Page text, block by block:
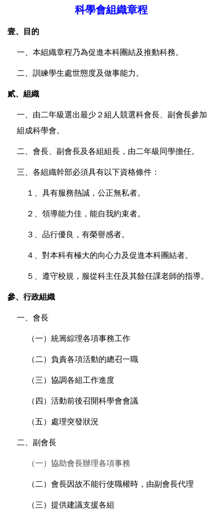
科學會組織章程
壹、目的
一、本組織章程乃為促進本科團結及推動科務。
二、訓練學生處世態度及做事能力。
貳、組織
一、由二年級選出最少２組人競選科會長、副會長參加
組成科學會。
二、會長、副會長及各組組長，由二年級同學擔任。
三、各組織幹部必須具有以下資格條件：
１、具有服務熱誠，公正無私者。
２、領導能力佳，能自我約束者。
３、品行優良，有榮譽感者。
４、對本科有極大的向心力及促進本科團結者。
５、遵守校規，服從科主任及其餘任課老師的指導。
參、行政組織
一、會長
（一）統籌綜理各項事務工作
（二）負責各項活動的總召一職
（三）協調各組工作進度
（四）活動前後召開科學會會議
（五）處理突發狀況
二、副會長
（一）協助會長辦理各項事務
（二）會長因故不能行使職權時，由副會長代理
（三）提供建議支援各組